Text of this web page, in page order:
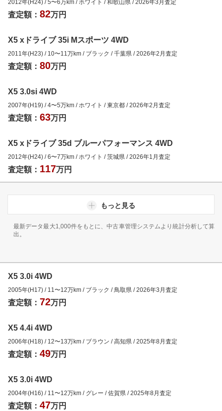
2012年(H24) / 5〜6 万km / ホワイト / 和歌山県 / 2026年3月 査定
査定額： 82万円
X5 xドライブ 35i Mスポーツ 4WD
2011年(H23) / 10〜11 万km / ブラック /千葉県 /2026年2月査定
査定額： 80万円
X5 3.0si 4WD
2007年(H19) /4〜5万km / ホワイト /東京都 /2026年2月査定
査定額： 63万円
X5 xドライブ 35d ブルーパフォーマンス 4WD
2012年(H24) /6〜7万km / ホワイト /茨城県 /2026年1月査定
査定額： 117万円
もっと見る
最新データ最大1,000件をもとに、中古車管理システムより統計分析して算
出。
X5 3.0i 4WD
2005年(H17) / 11 〜12万km / ブラック / 鳥取県 /2026年3月査定
査定額： 72万円
X5 4.4i 4WD
2006年(H18) / 12〜13万km / ブラウン /高知県 /2025年8月査定
査定額： 49万円
X5 3.0i 4WD
2004年(H16) / 11 〜12万km / グレー /佐賀県 /2025年8月査定
査定額： 47万円